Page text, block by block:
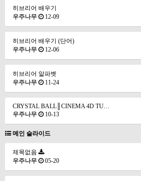
히브리어 배우기
우주나무
12-09
히브리어 배우기 (단어)
우주나무
12-06
히브리어 알파벳
우주나무
11-24
CRYSTAL BALL║CINEMA 4D TU…
우주나무
10-13
메인 슬라이드
제목없음
우주나무
05-20